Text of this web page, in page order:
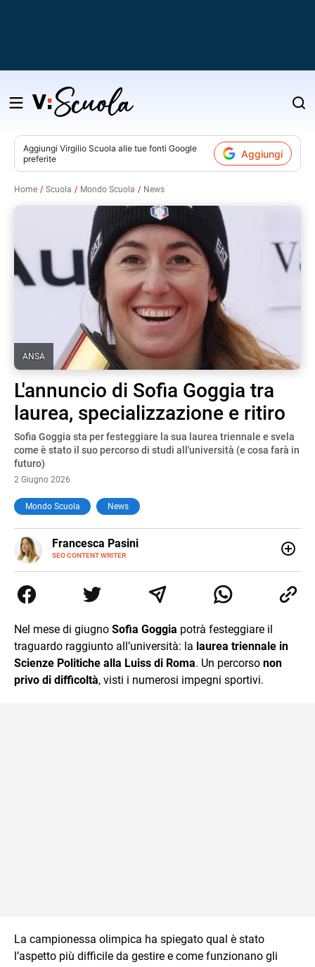
Salta
contenuto
Aggiungi Virgilio Scuola alle tue fonti Google
preferite
Aggiungi
Home Scuola Mondo Scuola News
ANSA
L'annuncio di Sofia Goggia tra
laurea, specializzazione e ritiro
Sofia Goggia sta per festeggiare la sua laurea triennale e svela
come è stato il suo percorso di studi all'università (e cosa farà in
futuro)
2 Giugno 2026
Mondo Scuola News
Francesca Pasini
SEO CONTENT WRITER
E-
MAIL
le diverse sfumature dell'informazione e quelle storie di
vita che parlano di luoghi, viaggi unici, cultura e lifestyle,
Nel mese di giugno Sofia Goggia potrà festeggiare il
traguardo raggiunto all’università: la laurea triennale in
Scienze Politiche alla Luiss di Roma. Un percorso non
privo di difficoltà, visti i numerosi impegni sportivi.
La campionessa olimpica ha spiegato qual è stato
l’aspetto più difficile da gestire e come funzionano gli